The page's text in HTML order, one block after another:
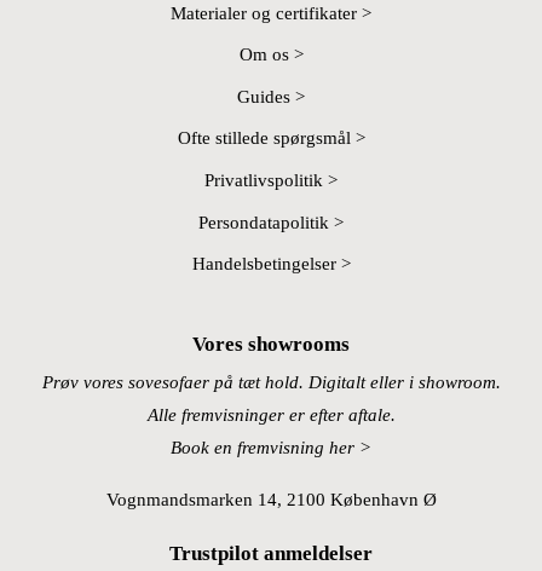
Materialer og certifikater >
Om os >
Guides >
Ofte stillede spørgsmål >
Privatlivspolitik >
Persondatapolitik >
Handelsbetingelser >
Vores showrooms
Prøv vores sovesofaer på tæt hold. Digitalt eller i showroom.
Alle fremvisninger er efter aftale.
Book en fremvisning her >
Vognmandsmarken 14, 2100 København Ø
Trustpilot anmeldelser